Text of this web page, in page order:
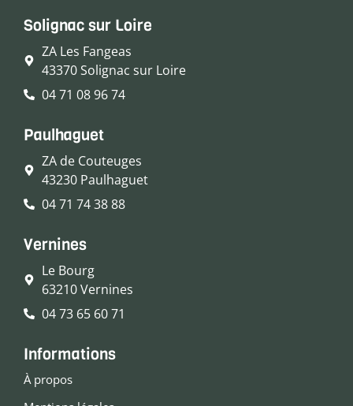
Solignac sur Loire
ZA Les Fangeas
43370 Solignac sur Loire
04 71 08 96 74
Paulhaguet
ZA de Couteuges
43230 Paulhaguet
04 71 74 38 88
Vernines
Le Bourg
63210 Vernines
04 73 65 60 71
Informations
À propos